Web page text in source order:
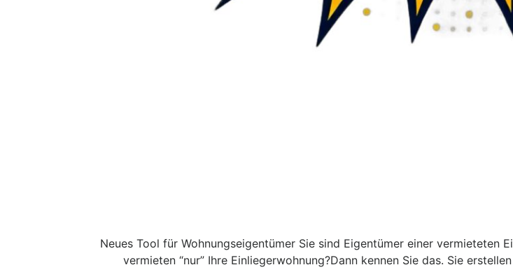
Neues Tool für Wohnungseigentümer Sie sind Eigentümer einer vermieteten
vermieten “nur” Ihre Einliegerwohnung?Dann kennen Sie das. Sie